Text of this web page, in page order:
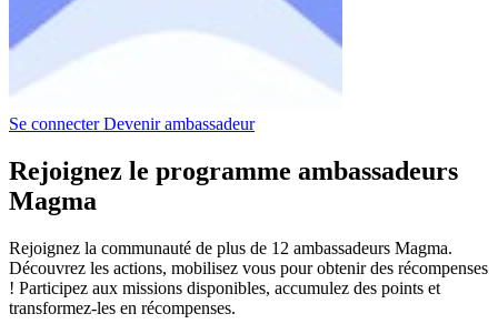
Se connecterDevenir ambassadeur
Rejoignez le programme ambassadeurs
Magma
Rejoignez la communauté de plus de 12 ambassadeurs Magma.
Découvrez les actions, mobilisez vous pour obtenir des récompenses
! Participez aux missions disponibles, accumulez des points et
transformez-les en récompenses.